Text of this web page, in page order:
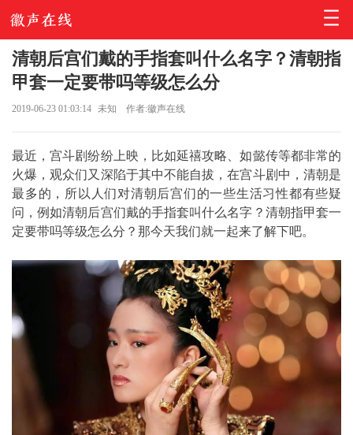
清朝后宫们戴的手指套叫什么名字？清朝指
甲套一定要带吗等级怎么分
2019-06-23 01:03:14 未知 作者:徽声在线
最近，宫斗剧纷纷上映，比如延禧攻略、如懿传等都非常的
火爆，观众们又深陷于其中不能自拔，在宫斗剧中，清朝是
最多的，所以人们对清朝后宫们的一些生活习性都有些疑
问，例如清朝后宫们戴的手指套叫什么名字？清朝指甲套一
定要带吗等级怎么分？那今天我们就一起来了解下吧。